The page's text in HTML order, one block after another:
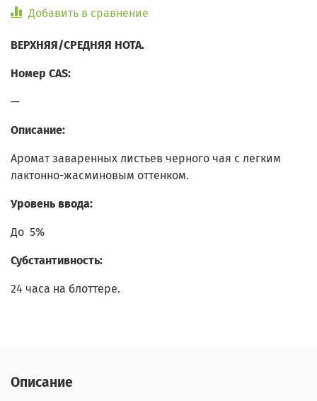
Добавить в сравнение
ВЕРХНЯЯ/СРЕДНЯЯ НОТА.
Номер CAS:
—
Описание:
Аромат заваренных листьев черного чая с легким
лактонно-жасминовым оттенком.
Уровень ввода:
До 5%
Субстантивность:
24 часа на блоттере.
Описание